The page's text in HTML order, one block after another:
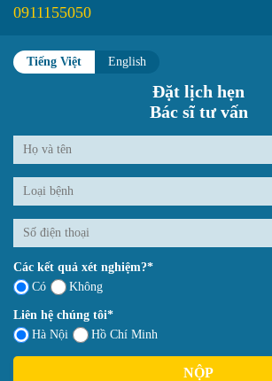
0911155050
Tiếng Việt English
Đặt lịch hẹn
Bác sĩ tư vấn
Các kết quả xét nghiệm?*
Có
Không
Liên hệ chúng tôi*
Hà Nội
Hồ Chí Minh
NỘP